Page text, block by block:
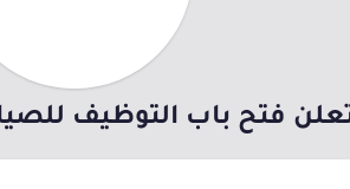
فتح باب التوظيف